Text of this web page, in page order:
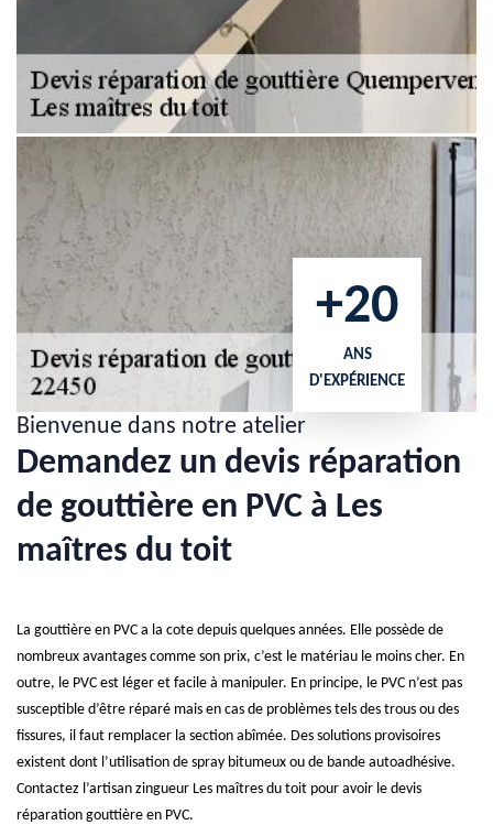
+20
ANS
D'EXPÉRIENCE
Bienvenue dans notre atelier
Demandez un devis réparation
de gouttière en PVC à Les
maîtres du toit
La gouttière en PVC a la cote depuis quelques années. Elle possède de
nombreux avantages comme son prix, c’est le matériau le moins cher. En
outre, le PVC est léger et facile à manipuler. En principe, le PVC n’est pas
susceptible d’être réparé mais en cas de problèmes tels des trous ou des
fissures, il faut remplacer la section abîmée. Des solutions provisoires
existent dont l’utilisation de spray bitumeux ou de bande autoadhésive.
Contactez l’artisan zingueur Les maîtres du toit pour avoir le devis
réparation gouttière en PVC.